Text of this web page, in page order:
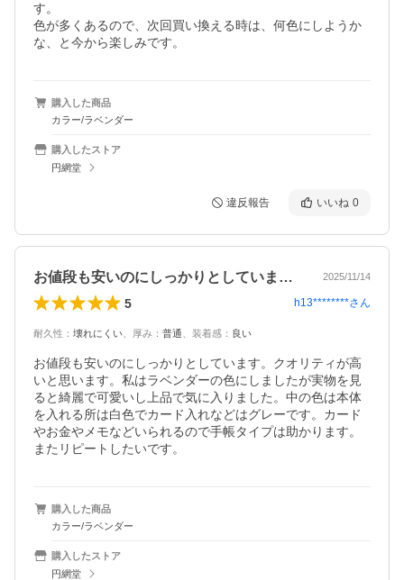
す。
色が多くあるので、次回買い換える時は、何色にしようか
な、と今から楽しみです。
購入した商品
カラー/ラベンダー
購入したストア
円網堂
違反報告 いいね 0
お値段も安いのにしっかりとしています。 2025/11/14
5 h13********さん
耐久性 ： 壊れにくい 厚み ： 普通 装着感 ： 良い
お値段も安いのにしっかりとしています。クオリティが高
いと思います。私はラベンダーの色にしましたが実物を見
ると綺麗で可愛いし上品で気に入りました。中の色は本体
を入れる所は白色でカード入れなどはグレーです。カード
やお金やメモなどいられるので手帳タイプは助かります。
またリピートしたいです。
購入した商品
カラー/ラベンダー
購入したストア
円網堂